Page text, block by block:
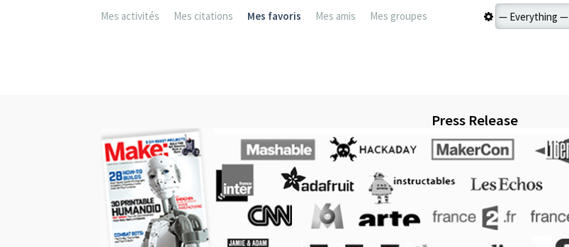
Mes activités Mes citations Mes favoris Mes amis Mes groupes
Press Release